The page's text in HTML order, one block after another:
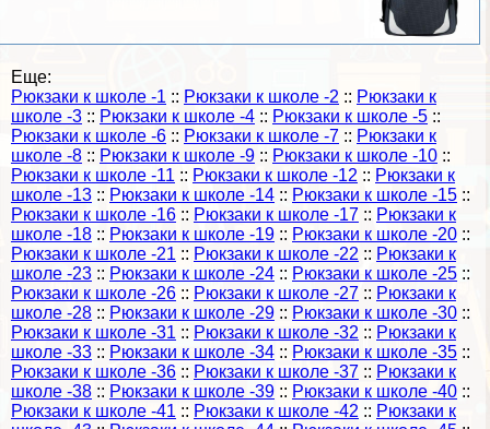
Еще:
Рюкзаки к школе -1 :: Рюкзаки к школе -2 :: Рюкзаки к
школе -3 :: Рюкзаки к школе -4 :: Рюкзаки к школе -5 ::
Рюкзаки к школе -6 :: Рюкзаки к школе -7 :: Рюкзаки к
школе -8 :: Рюкзаки к школе -9 :: Рюкзаки к школе -10 ::
Рюкзаки к школе -11 :: Рюкзаки к школе -12 :: Рюкзаки к
школе -13 :: Рюкзаки к школе -14 :: Рюкзаки к школе -15 ::
Рюкзаки к школе -16 :: Рюкзаки к школе -17 :: Рюкзаки к
школе -18 :: Рюкзаки к школе -19 :: Рюкзаки к школе -20 ::
Рюкзаки к школе -21 :: Рюкзаки к школе -22 :: Рюкзаки к
школе -23 :: Рюкзаки к школе -24 :: Рюкзаки к школе -25 ::
Рюкзаки к школе -26 :: Рюкзаки к школе -27 :: Рюкзаки к
школе -28 :: Рюкзаки к школе -29 :: Рюкзаки к школе -30 ::
Рюкзаки к школе -31 :: Рюкзаки к школе -32 :: Рюкзаки к
школе -33 :: Рюкзаки к школе -34 :: Рюкзаки к школе -35 ::
Рюкзаки к школе -36 :: Рюкзаки к школе -37 :: Рюкзаки к
школе -38 :: Рюкзаки к школе -39 :: Рюкзаки к школе -40 ::
Рюкзаки к школе -41 :: Рюкзаки к школе -42 :: Рюкзаки к